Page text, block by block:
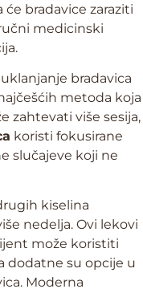
bradavice zaraziti
medicinski
bradavica
metoda koja
zahtevati više sesija,
koristi fokusirane
slučajeve koji ne
kiselina
nedelja. Ovi lekovi
može koristiti
dodatne su opcije u
Moderna